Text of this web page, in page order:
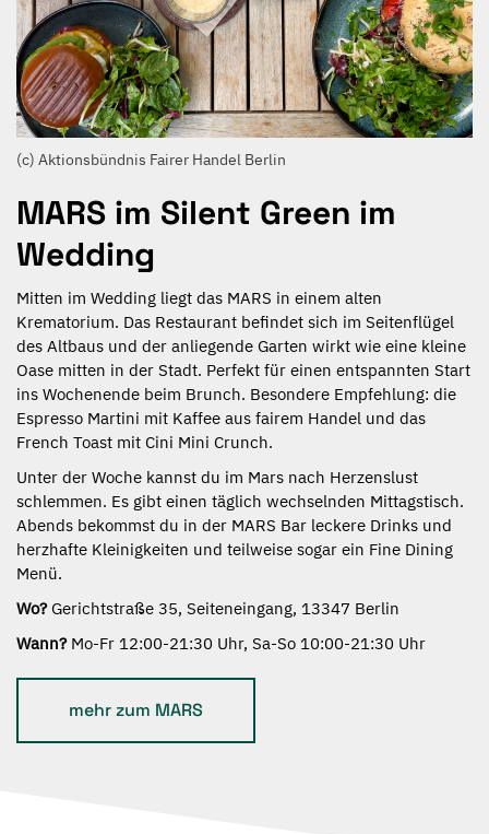
MARS im Silent Green im
Wedding
Mitten im Wedding liegt das MARS in einem alten
Krematorium. Das Restaurant befindet sich im Seitenflügel
des Altbaus und der anliegende Garten wirkt wie eine kleine
Oase mitten in der Stadt. Perfekt für einen entspannten Start
ins Wochenende beim Brunch. Besondere Empfehlung: die
Espresso Martini mit Kaffee aus fairem Handel und das
French Toast mit Cini Mini Crunch.
Unter der Woche kannst du im Mars nach Herzenslust
schlemmen. Es gibt einen täglich wechselnden Mittagstisch.
Abends bekommst du in der MARS Bar leckere Drinks und
herzhafte Kleinigkeiten und teilweise sogar ein Fine Dining
Menü.
Wo?Gerichtstraße 35, Seiteneingang, 13347 Berlin
Wann?Mo-Fr 12:00-21:30 Uhr, Sa-So 10:00-21:30 Uhr
mehr zum MARS
(c) Aktionsbündnis Fairer Handel Berlin